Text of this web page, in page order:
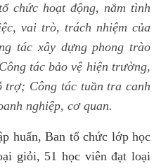
chức hoạt động, nắm tình
vai trò, trách nhiệm của
tác xây dựng phong trào
tác bảo vệ hiện trường,
trợ; Công tác tuần tra canh
nghiệp, cơ quan.
huấn, Ban tổ chức lớp học
giỏi, 51 học viên đạt loại